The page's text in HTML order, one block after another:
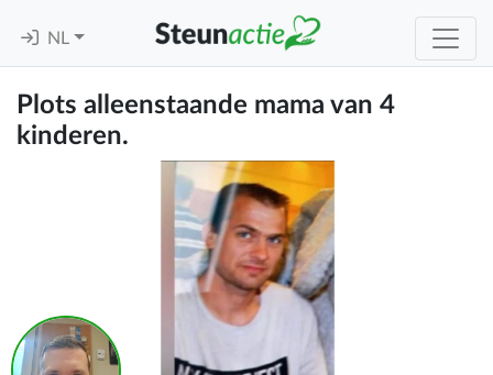
NL
Plots alleenstaande mama van 4
kinderen.